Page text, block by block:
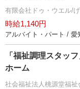
有限会社ドゥ・ウエル/
時給1,140円
アルバイト・パート / 愛
「福祉調理スタッ
ホーム
社会福祉法人桃源堂福